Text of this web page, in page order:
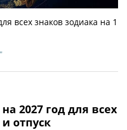
всех знаков зодиака на 1
2027 год для всех
отпуск